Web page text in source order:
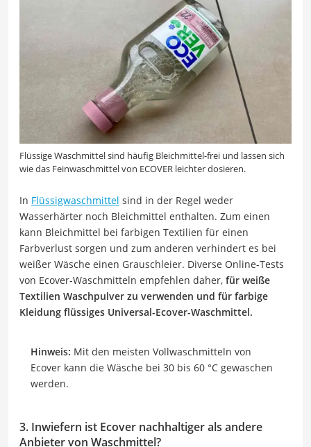
Flüssige Waschmittel sind häufig Bleichmittel-frei und lassen sich
wie das Feinwaschmittel von ECOVER leichter dosieren.
In Flüssigwaschmittel sind in der Regel weder
Wasserhärter noch Bleichmittel enthalten. Zum einen
kann Bleichmittel bei farbigen Textilien für einen
Farbverlust sorgen und zum anderen verhindert es bei
weißer Wäsche einen Grauschleier. Diverse Online-Tests
von Ecover-Waschmitteln empfehlen daher, für weiße
Textilien Waschpulver zu verwenden und für farbige
Kleidung flüssiges Universal-Ecover-Waschmittel.
Hinweis: Mit den meisten Vollwaschmitteln von
Ecover kann die Wäsche bei 30 bis 60 °C gewaschen
werden.
3. Inwiefern ist Ecover nachhaltiger als andere
Anbieter von Waschmittel?